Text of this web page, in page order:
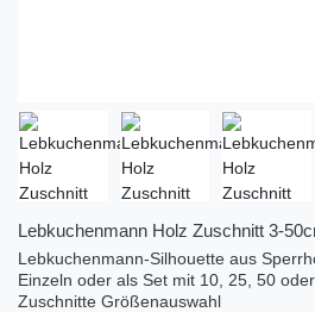
Lebkuchenmann Holz Zuschnitt 3-
Lebkuchenmann-Silhouette aus
Einzeln oder als Set mit 10, 25, 50
Zuschnitte Größenauswahl